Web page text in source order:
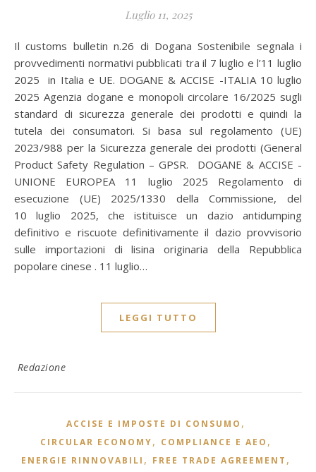
Luglio 11, 2025
Il customs bulletin n.26 di Dogana Sostenibile segnala i
provvedimenti normativi pubblicati tra il 7 luglio e l’11 luglio
2025 in Italia e UE. DOGANE & ACCISE -ITALIA 10 luglio
2025 Agenzia dogane e monopoli circolare 16/2025 sugli
standard di sicurezza generale dei prodotti e quindi la
tutela dei consumatori. Si basa sul regolamento (UE)
2023/988 per la Sicurezza generale dei prodotti (General
Product Safety Regulation – GPSR. DOGANE & ACCISE -
UNIONE EUROPEA 11 luglio 2025 Regolamento di
esecuzione (UE) 2025/1330 della Commissione, del
10 luglio 2025, che istituisce un dazio antidumping
definitivo e riscuote definitivamente il dazio provvisorio
sulle importazioni di lisina originaria della Repubblica
popolare cinese . 11 luglio…
LEGGI TUTTO
Redazione
ACCISE E IMPOSTE DI CONSUMO ,
CIRCULAR ECONOMY, COMPLIANCE E AEO ,
ENERGIE RINNOVABILI , FREE TRADE AGREEMENT ,